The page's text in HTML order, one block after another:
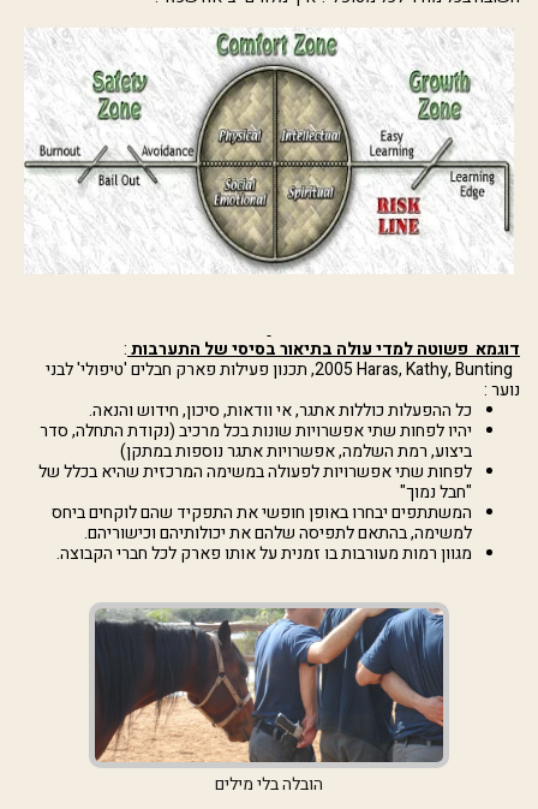
דוגמא פשוטה למדי עולה בתיאור בסיסי של התערבות:
Haras, Kathy, Bunting
2005, תכנון פעילות פארק חבלים 'טיפולי' לבני
נוער :
כל ההפעלות כוללות אתגר, אי וודאות, סיכון, חידוש והנאה.
יהיו לפחות שתי אפשרויות שונות בכל מרכיב (נקודת התחלה, סדר
ביצוע, רמת השלמה, אפשרויות אתגר נוספות במתקן)
לפחות שתי אפשרויות לפעולה במשימה המרכזית שהיא בכלל של
"חבל נמוך"
המשתתפים יבחרו באופן חופשי את התפקיד שהם לוקחים ביחס
למשימה, בהתאם לתפיסה שלהם את יכולותיהם וכישוריהם.
מגוון רמות מעורבות בו זמנית על אותו פארק לכל חברי הקבוצה.
הובלה בלי מילים